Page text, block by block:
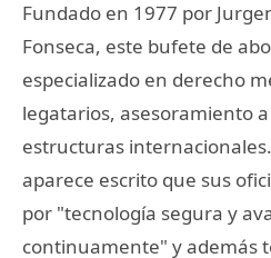
Fundado en 1977 por
Fonseca, este bufete de
especializado en derecho
legatarios, asesoramiento
estructuras
aparece escrito que sus
por "tecnología segura y
continuamente" y además